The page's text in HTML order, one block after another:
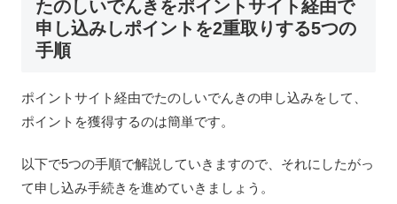
たのしいでんきをポイントサイト経由で
申し込みしポイントを2重取りする5つの
手順
ポイントサイト経由でたのしいでんきの申し込みをして、
ポイントを獲得するのは簡単です。
以下で5つの手順で解説していきますので、それにしたがっ
て申し込み手続きを進めていきましょう。